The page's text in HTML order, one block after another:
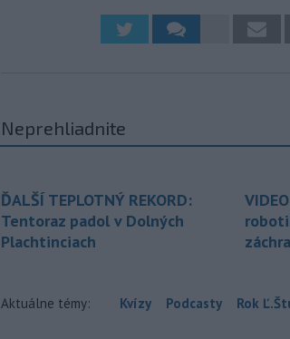
Neprehliadnite
ĎALŠÍ TEPLOTNÝ REKORD:
Tentoraz padol v Dolných
Plachtinciach
Aktuálne témy: Kvízy Podcasty Rok